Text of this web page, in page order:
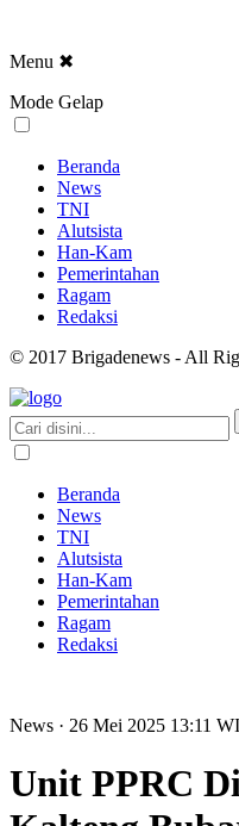
Menu ✖
Mode Gelap
Beranda
News
TNI
Alutsista
Han-Kam
Pemerintahan
Ragam
Redaksi
© 2017 Brigadenews - All
Beranda
News
TNI
Alutsista
Han-Kam
Pemerintahan
Ragam
Redaksi
News · 26 Mei 2025 13:11
Unit PPRC